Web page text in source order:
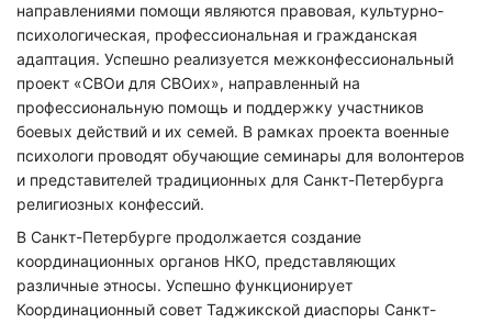
направлениями помощи являются правовая, культурно-
психологическая, профессиональная и гражданская
адаптация. Успешно реализуется межконфессиональный
проект «СВОи для СВОих», направленный на
профессиональную помощь и поддержку участников
боевых действий и их семей. В рамках проекта военные
психологи проводят обучающие семинары для волонтеров
и представителей традиционных для Санкт-Петербурга
религиозных конфессий.
В Санкт-Петербурге продолжается создание
координационных органов НКО, представляющих
различные этносы. Успешно функционирует
Координационный совет Таджикской диаспоры Санкт-
Нажимая на кнопку "Отправить" вы
соглашаетесь с
политикой конфиденциальности